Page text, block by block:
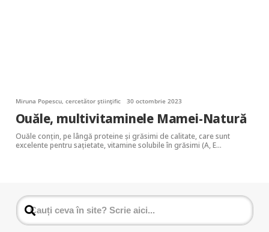
Miruna Popescu, cercetător științific 30 octombrie 2023
Ouăle, multivitaminele Mamei-Natură
Ouăle conțin, pe lângă proteine și grăsimi de calitate, care sunt
excelente pentru sațietate, vitamine solubile în grăsimi (A, E…